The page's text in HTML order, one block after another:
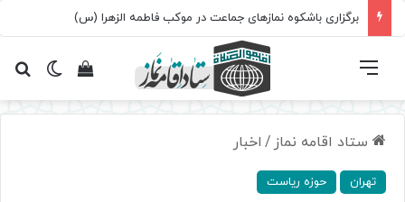
برگزاری باشکوه نمازهای جماعت در موکب فاطمه الزهرا (س)
تغییرمشاهده فهرست
ستاد اقامه نماز / اخبار
تهران حوزه ریاست